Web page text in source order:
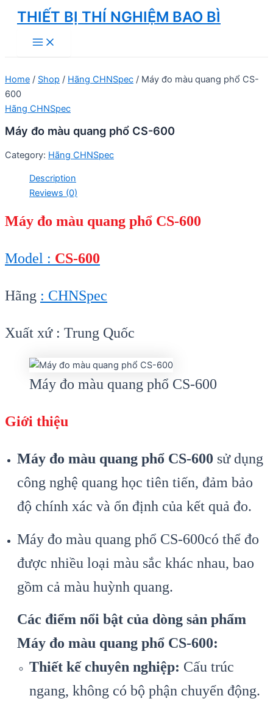
Skip
content
THIẾT BỊ THÍ NGHIỆM BAO BÌ
Main
Menu
Home / Shop / Hãng CHNSpec / Máy đo màu quang phổ CS-
600
Hãng CHNSpec
Máy đo màu quang phổ CS-600
Category: Hãng CHNSpec
Description
Reviews (0)
Máy đo màu quang phổ CS-600
Model : CS-600
Hãng : CHNSpec
Xuất xứ : Trung Quốc
Máy đo màu quang phổ CS-600
Giới thiệu
Máy đo màu quang phổ CS-600 sử dụng
công nghệ quang học tiên tiến, đảm bảo
độ chính xác và ổn định của kết quả đo.
Máy đo màu quang phổ CS-600có thể đo
được nhiều loại màu sắc khác nhau, bao
gồm cả màu huỳnh quang.
Các điểm nổi bật của dòng sản phẩm
Máy đo màu quang phổ CS-600:
Thiết kế chuyên nghiệp: Cấu trúc
ngang, không có bộ phận chuyển động.